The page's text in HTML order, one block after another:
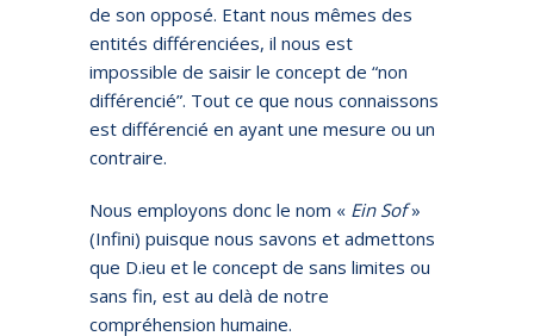
de son opposé. Etant nous mêmes des
entités différenciées, il nous est
impossible de saisir le concept de “non
différencié”. Tout ce que nous connaissons
est différencié en ayant une mesure ou un
contraire.
Nous employons donc le nom « Ein Sof»
(Infini) puisque nous savons et admettons
que D.ieu et le concept de sans limites ou
sans fin, est au delà de notre
compréhension humaine.